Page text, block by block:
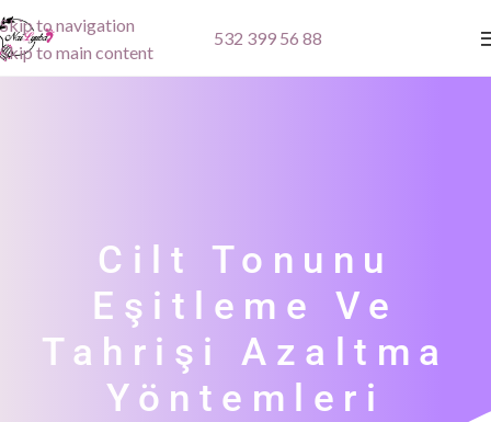
Skip to navigation
Skip to main content
532 399 56 88
Cilt Tonunu
Eşitleme Ve
Tahrişi Azaltma
Yöntemleri